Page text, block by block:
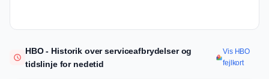
HBO - Historik over serviceafbrydelser og
tidslinje for nedetid
Vis HBO
fejlkort